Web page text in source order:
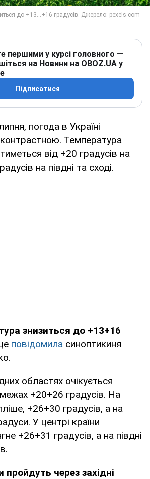
першими у курсі головного —
на Новини на OBOZ.UA у
Підписатися
погода в Україні
Температура
від +20 градусів на
на півдні та сході.
знизиться до +13+16
повідомила синоптикиня
областях очікується
+20+26 градусів. На
+26+30 градусів, а на
У центрі країни
+26+31 градусів, а на півдні
через західні